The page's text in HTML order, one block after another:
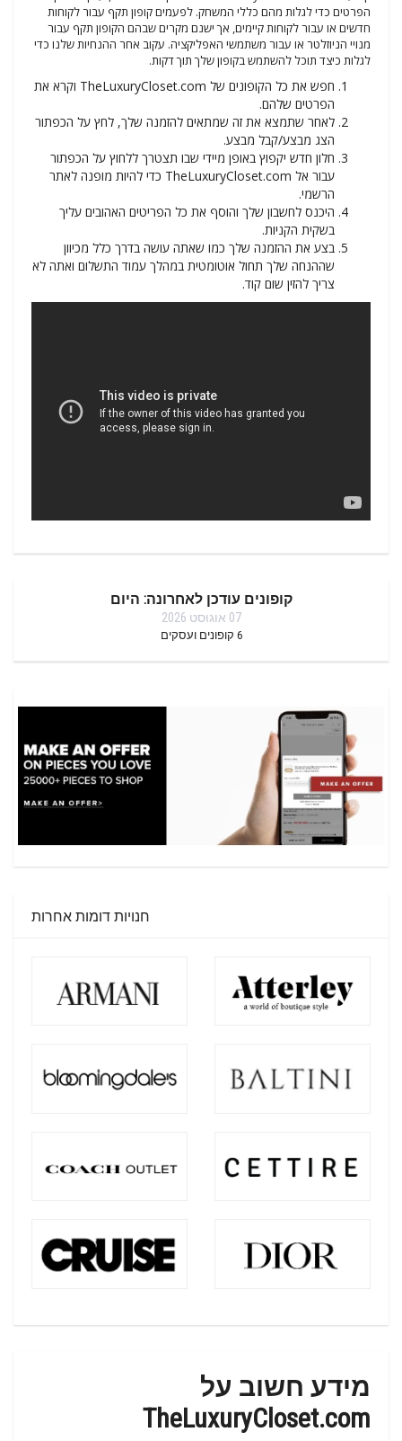
הפרטים כדי לגלות מהם כללי המשחק. לפעמים קופון תקף עבור לקוחות
חדשים או עבור לקוחות קיימים, אך ישנם מקרים שבהם הקופון תקף עבור
מנויי הניוזלטר או עבור משתמשי האפליקציה. עקוב אחר ההנחיות שלנו כדי
לגלות כיצד תוכל להשתמש בקופון שלך תוך דקות.
חפש את כל הקופונים של TheLuxuryCloset.com וקרא את
הפרטים שלהם.
לאחר שתמצא את זה שמתאים להזמנה שלך, לחץ על הכפתור
הצג מבצע/קבל מבצע.
חלון חדש יקפוץ באופן מיידי שבו תצטרך ללחוץ על הכפתור
עבור אל TheLuxuryCloset.com כדי להיות מופנה לאתר
הרשמי.
היכנס לחשבון שלך והוסף את כל הפריטים האהובים עליך
בשקית הקניות.
בצע את ההזמנה שלך כמו שאתה עושה בדרך כלל מכיוון
שההנחה שלך תחול אוטומטית במהלך עמוד התשלום ואתה לא
צריך להזין שום קוד.
קופונים עודכן לאחרונה: היום
07 אוגוסט 2026
6 קופונים ועסקים
חנויות דומות אחרות
מידע חשוב על
TheLuxuryCloset.com